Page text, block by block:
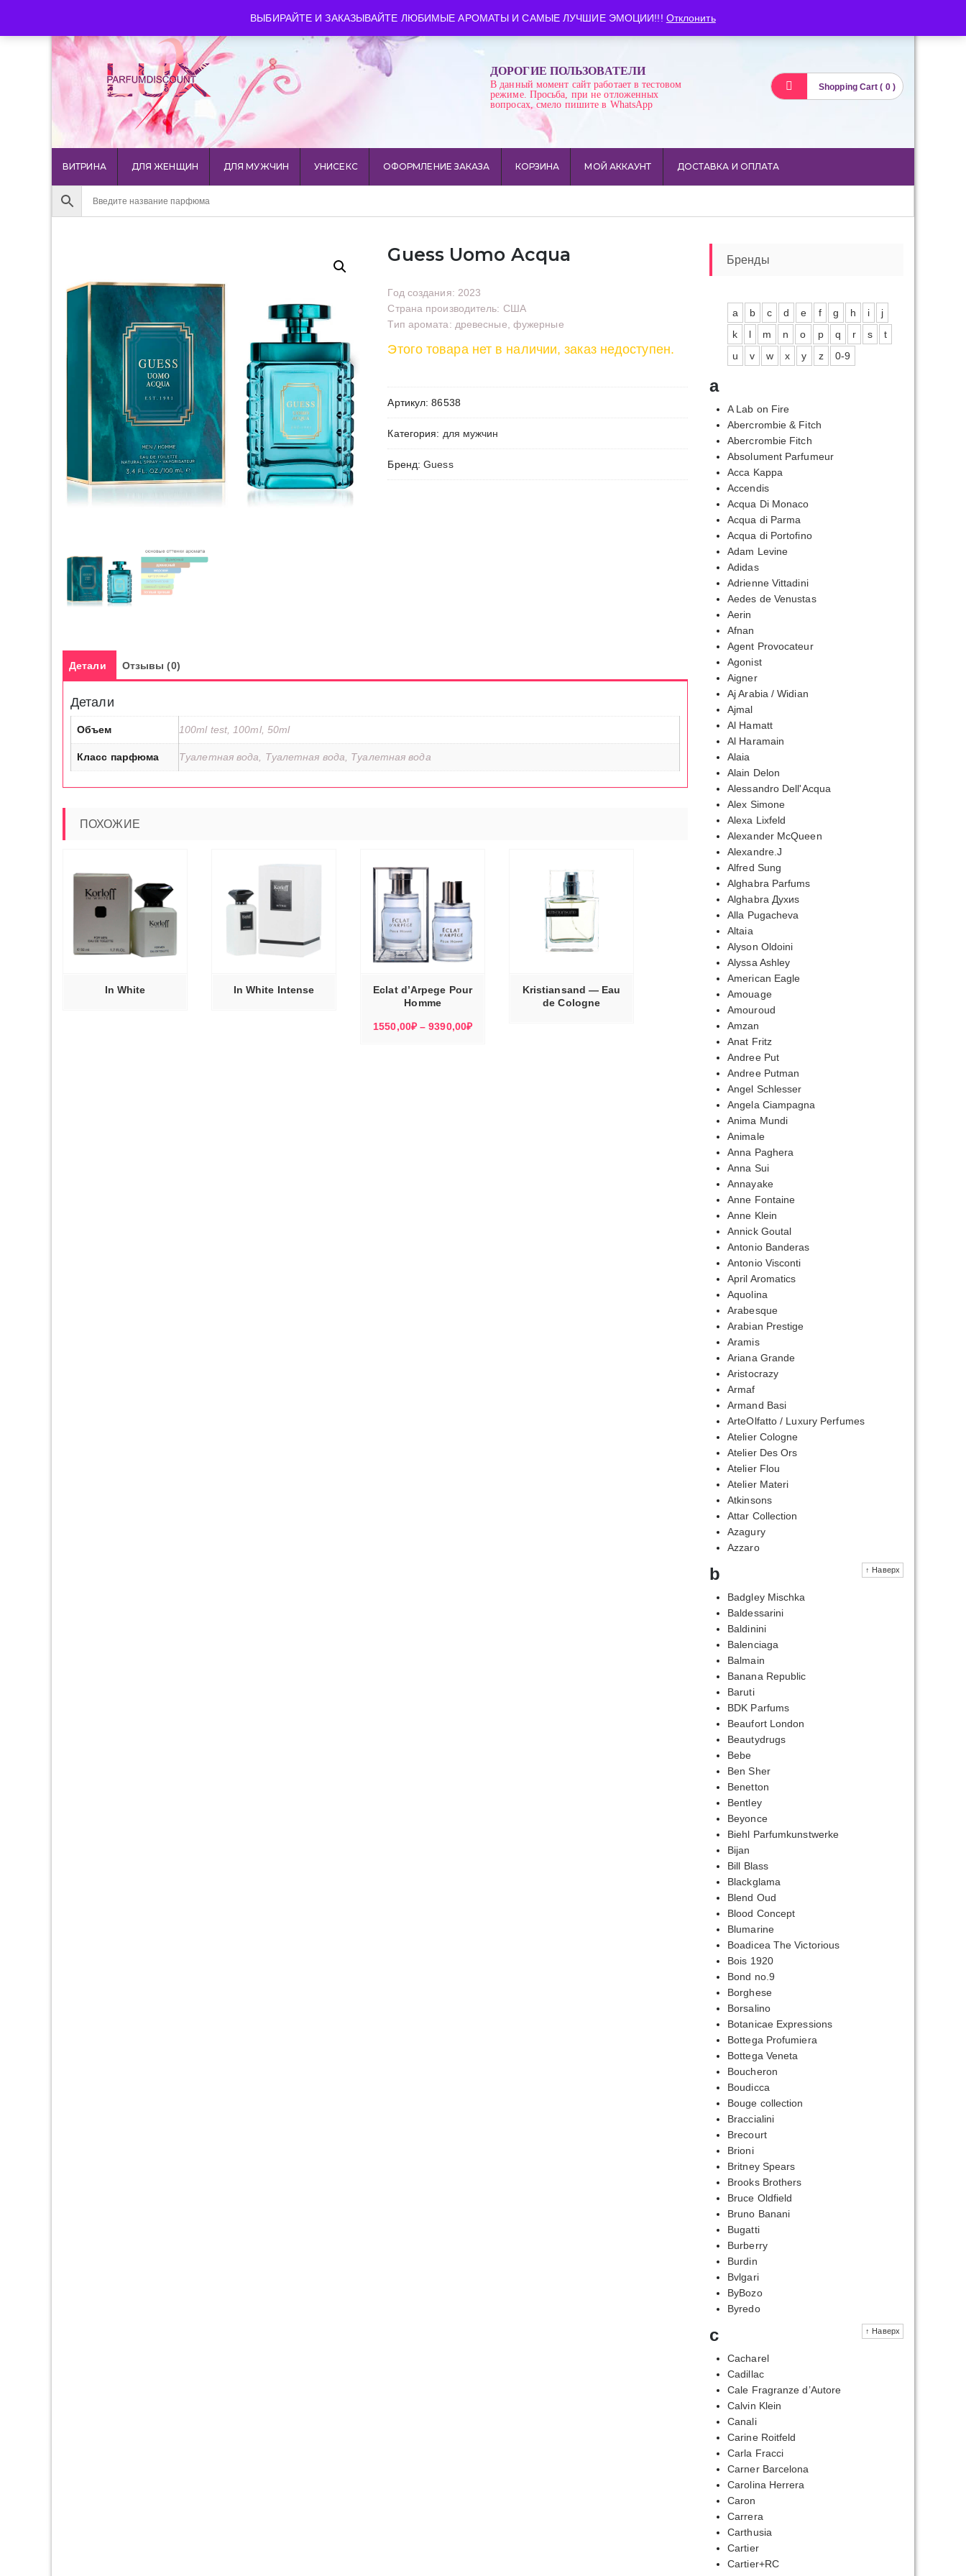
ВЫБИРАЙТЕ И ЗАКАЗЫВАЙТЕ ЛЮБИМЫЕ АРОМАТЫ И САМЫЕ ЛУЧШИЕ ЭМОЦИИ!!! Отклонить
+7 903 544 11 18 г. Москва Время работы: пн-сб 10:00-21:00
ДОРОГИЕ ПОЛЬЗОВАТЕЛИ
В данный момент сайт работает в тестовом
режиме. Просьба, при не отложенных
вопросах, смело пишите в WhatsApp
Shopping Cart ( 0 )
ВИТРИНА ДЛЯ ЖЕНЩИН ДЛЯ МУЖЧИН УНИСЕКС ОФОРМЛЕНИЕ ЗАКАЗА КОРЗИНА МОЙ АККАУНТ ДОСТАВКА И ОПЛАТА
Guess Uomo Acqua
Год создания: 2023
Страна производитель: США
Тип аромата: древесные, фужерные
Этого товара нет в наличии, заказ недоступен.
Артикул:86538
Категория: для мужчин
Бренд:Guess
Детали Отзывы (0)
Детали
Объем 100ml test, 100ml, 50ml
Класс парфюма Туалетная вода, Туалетная вода, Туалетная вода
ПОХОЖИЕ
In White
ЧИТАТЬ ДАЛЕЕ
In White Intense
ВЫБЕРИТЕ
ПАРАМЕТРЫ
ЭТОТ
ТОВАР
ИМЕЕТ
НЕСКОЛЬКО
МОЖНО
ВЫБРАТЬ
СТРАНИЦЕ
Eclat d’Arpege Pour
Homme
1550,00₽ – 9390,00₽Диапазон
ЧИТАТЬ ДАЛЕЕ
Kristiansand — Eau
de Cologne
Бренды
a b c d e f g h i
j
k
l m n o p q r s
t
u
v w x y z 0-9
a
A Lab on Fire
Abercrombie & Fitch
Abercrombie Fitch
Absolument Parfumeur
Acca Kappa
Accendis
Acqua Di Monaco
Acqua di Parma
Acqua di Portofino
Adam Levine
Adidas
Adrienne Vittadini
Aedes de Venustas
Aerin
Afnan
Agent Provocateur
Agonist
Aigner
Aj Arabia / Widian
Ajmal
Al Hamatt
Al Haramain
Alaia
Alain Delon
Alessandro Dell'Acqua
Alex Simone
Alexa Lixfeld
Alexander McQueen
Alexandre.J
Alfred Sung
Alghabra Parfums
Alghabra Духиs
Alla Pugacheva
Altaia
Alyson Oldoini
Alyssa Ashley
American Eagle
Amouage
Amouroud
Amzan
Anat Fritz
Andree Put
Andree Putman
Angel Schlesser
Angela Ciampagna
Anima Mundi
Animale
Anna Paghera
Anna Sui
Annayake
Anne Fontaine
Anne Klein
Annick Goutal
Antonio Banderas
Antonio Visconti
April Aromatics
Aquolina
Arabesque
Arabian Prestige
Aramis
Ariana Grande
Aristocrazy
Armaf
Armand Basi
ArteOlfatto / Luxury Perfumes
Atelier Cologne
Atelier Des Ors
Atelier Flou
Atelier Materi
Atkinsons
Attar Collection
Azagury
Azzaro
↑ Наверх
b
Badgley Mischka
Baldessarini
Baldinini
Balenciaga
Balmain
Banana Republic
Baruti
BDK Parfums
Beaufort London
Beautydrugs
Bebe
Ben Sher
Benetton
Bentley
Beyonce
Biehl Parfumkunstwerke
Bijan
Bill Blass
Blackglama
Blend Oud
Blood Concept
Blumarine
Boadicea The Victorious
Bois 1920
Bond no.9
Borghese
Borsalino
Botanicae Expressions
Bottega Profumiera
Bottega Veneta
Boucheron
Boudicca
Bouge collection
Braccialini
Brecourt
Brioni
Britney Spears
Brooks Brothers
Bruce Oldfield
Bruno Banani
Bugatti
Burberry
Burdin
Bvlgari
ByBozo
Byredo
↑ Наверх
c
Cacharel
Cadillac
Cale Fragranze d’Autore
Calvin Klein
Canali
Carine Roitfeld
Carla Fracci
Carner Barcelona
Carolina Herrera
Caron
Carrera
Carthusia
Cartier
Cartier+RC